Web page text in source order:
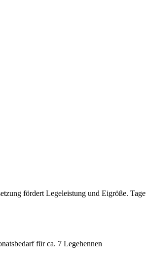
fördert Legeleistung und Eigröße.
für ca. 7 Legehennen